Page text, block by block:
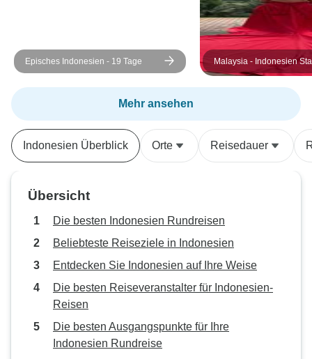
Garuda-Statue.
ist großartig, mit
Felsarchitektur
anderen
Besonders
von dem
des Bösen, der
zwei Tänzern
Wirklich cool und
viel Spaß! Am nächsten Tag
besuchten wir
Holzschnitzerei
Opfergaben
Episches Indonesien - 19 Tage
Malaysia - Indonesien
Strand Traum
Mehr ansehen
Indonesien Überblick Orte Reisedauer
Übersicht
Die besten Indonesien Rundreisen
Beliebteste Reiseziele in Indonesien
Entdecken Sie Indonesien auf Ihre Weise
Die besten Reiseveranstalter für Indonesien-
Reisen
Die besten Ausgangspunkte für Ihre
Indonesien Rundreise